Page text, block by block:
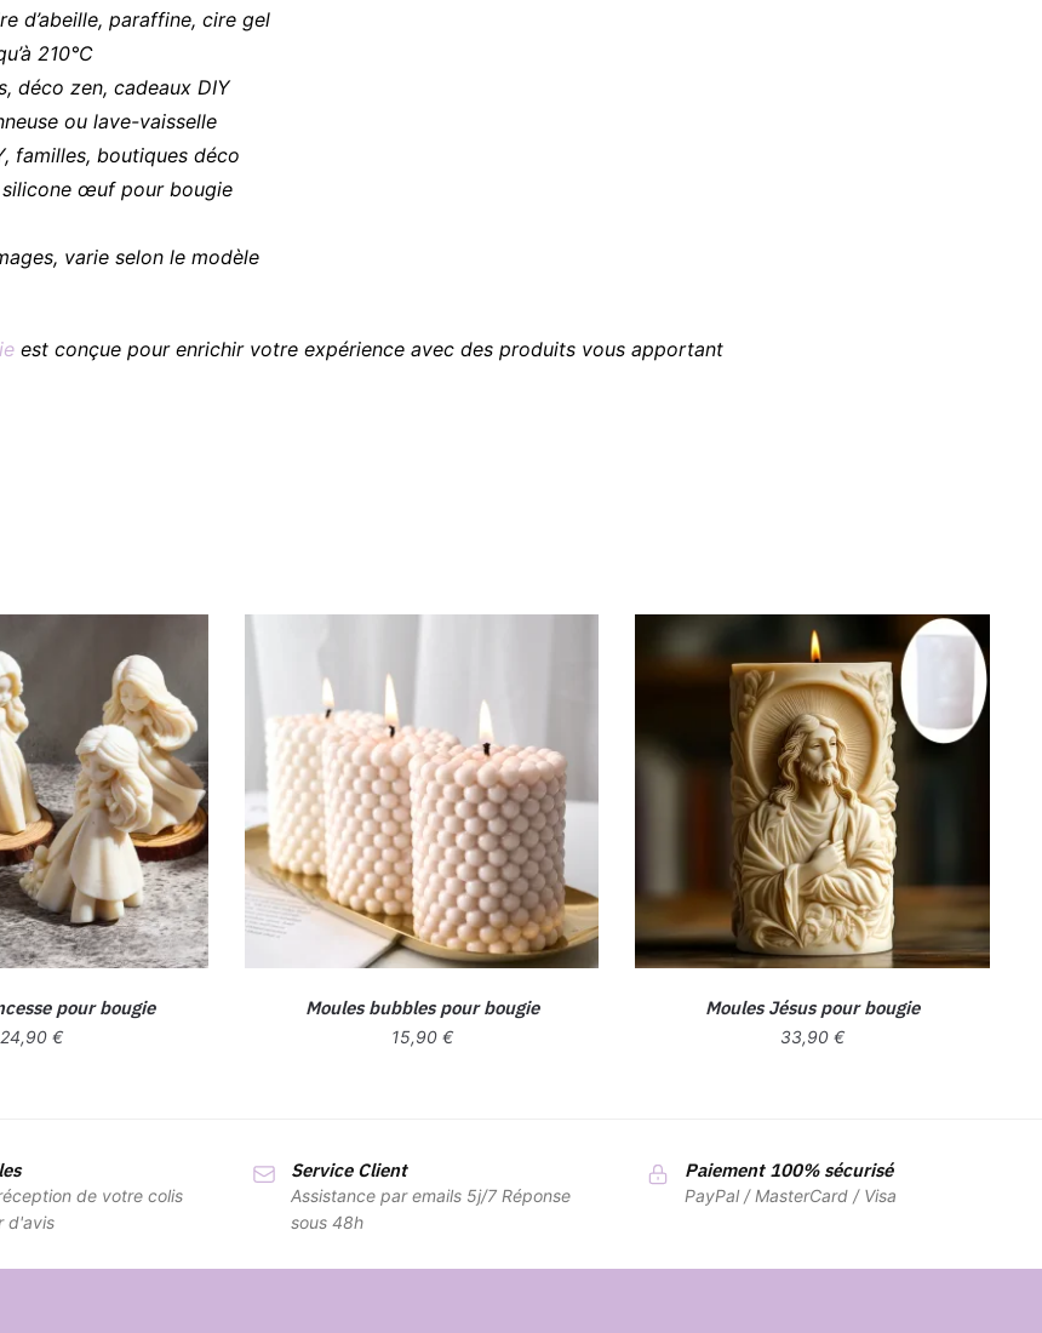
d’abeille, paraffine, cire gel
210°C
déco zen, cadeaux DIY
ou lave-vaisselle
familles, boutiques déco
œuf pour bougie
varie selon le modèle
est conçue pour enrichir votre expérience avec des produits vous apportant
pour bougie
24,90€
variations.
Les
options
Moules bubbles pour bougie
15,90 €
Moules Jésus pour bougie
33,90 €
plusieurs
variations.
options
de votre colis
d'avis
Service Client
Assistance par emails 5j/7 Réponse
sous 48h
Paiement 100% sécurisé
PayPal / MasterCard / Visa